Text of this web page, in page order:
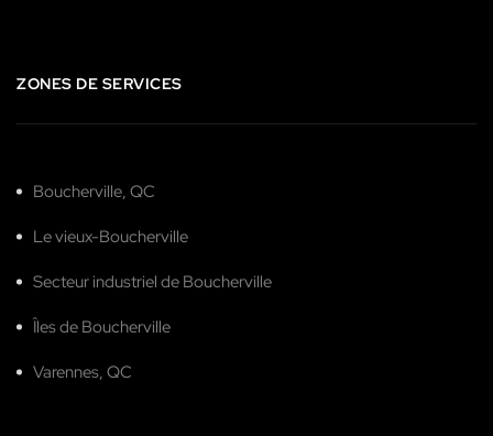
ZONES DE SERVICES
Boucherville, QC
Le vieux-Boucherville
Secteur industriel de Boucherville
Îles de Boucherville
Varennes, QC